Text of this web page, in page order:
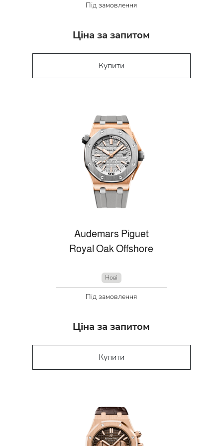
Під замовлення
Ціна за запитом
Купити
Audemars Piguet
Royal Oak Offshore
Нові
Під замовлення
Ціна за запитом
Купити